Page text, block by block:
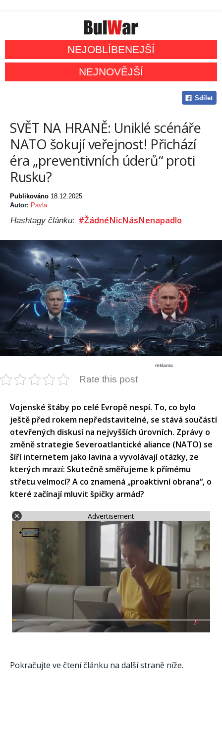
NEJOBLÍBENEJŠÍ
NEJNOVĚJŠÍ
Sdílet
SVĚT NA HRANĚ: Uniklé scénáře
NATO šokují veřejnost! Přichází
éra „preventivních úderů“ proti
Rusku?
Publikováno 18.12.2025
Autor: Pavla
Hashtagy článku: #ŽádnéNicNásNenapadlo
reklama
Rate this post
Vojenské štáby po celé Evropě nespí. To, co bylo
ještě před rokem nepředstavitelné, se stává součástí
otevřených diskusí na nejvyšších úrovních. Zprávy o
změně strategie Severoatlantické aliance (NATO) se
šíří internetem jako lavina a vyvolávají otázky, ze
kterých mrazí: Skutečně směřujeme k přímému
střetu velmocí? A co znamená „proaktivní obrana“, o
které začínají mluvit špičky armád?
Advertisement
Pokračujte ve čtení článku na další straně níže.